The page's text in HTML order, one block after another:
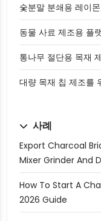
숯분말 분쇄용 레이
동물 사료 제조용 플
통나무 절단용 목재
대량 목재 칩 제조를
사례
Export Charcoal
Mixer Grinder And
How To Start A
2026 Guide